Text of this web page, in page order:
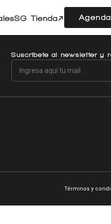
SG Tienda
tu auto
Acerca de SG Autos
Financiamiento
Flotas
Suscríbete al newsletter y
Términos y